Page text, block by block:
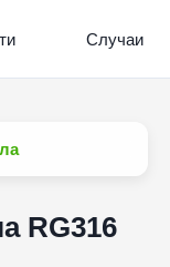
Случаи
RG316